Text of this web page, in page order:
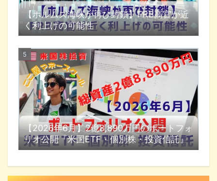
【ホルムズ海峡が再び封鎖】FRB高官が近
く利上げの可能性
【2026年6月】2億8,890万円のポートフォ
リオ公開『米国ETF・個別株・投資信託』